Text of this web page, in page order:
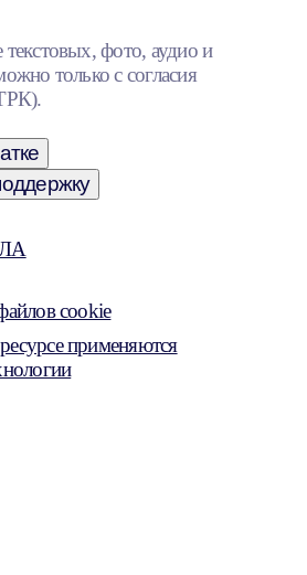
фото, аудио и
только с согласия
cookie
применяются